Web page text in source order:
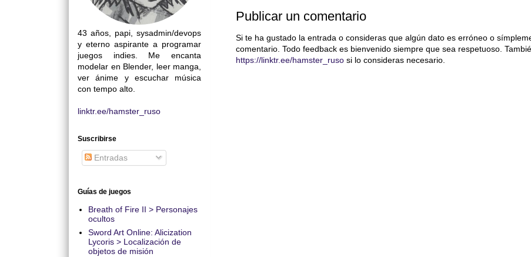
Publicar un comentario
Si te ha gustado la entrada o consideras que algún dato es erróneo o
comentario. Todo feedback es bienvenido siempre que sea respetuoso.
https://linktr.ee/hamster_ruso si lo consideras necesario.
43 años, papi, sysadmin/devops
y eterno aspirante a programar
juegos indies. Me encanta
modelar en Blender, leer manga,
ver ánime y escuchar música
con tempo alto.
linktr.ee/hamster_ruso
Suscribirse
Entradas
Guías de juegos
Breath of Fire II > Personajes
ocultos
Sword Art Online: Alicization
Lycoris > Localización de
objetos de misión